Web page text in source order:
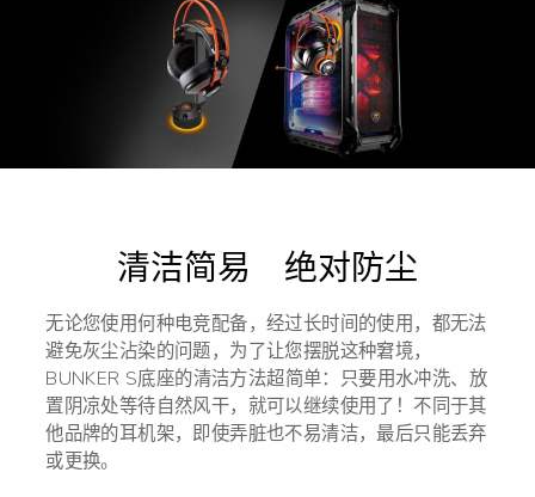
清洁简易 绝对防尘
无论您使用何种电竞配备，经过长时间的使用，都无法
避免灰尘沾染的问题，为了让您摆脱这种窘境，
BUNKER S底座的清洁方法超简单：只要用水冲洗、放
置阴凉处等待自然风干，就可以继续使用了！不同于其
他品牌的耳机架，即使弄脏也不易清洁，最后只能丢弃
或更换。